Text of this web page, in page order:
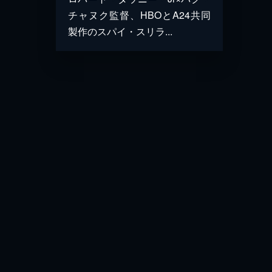
チャヌク監督、HBOとA24共同
製作のスパイ・スリラ...